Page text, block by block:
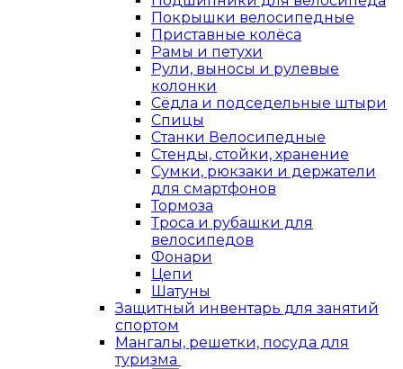
Покрышки велосипедные
Приставные колёса
Рамы и петухи
Рули, выносы и рулевые
колонки
Сёдла и подседельные штыри
Спицы
Станки Велосипедные
Стенды, стойки, хранение
Сумки, рюкзаки и держатели
для смартфонов
Тормоза
Троса и рубашки для
велосипедов
Фонари
Цепи
Шатуны
Защитный инвентарь для занятий
спортом
Мангалы, решетки, посуда для
туризма